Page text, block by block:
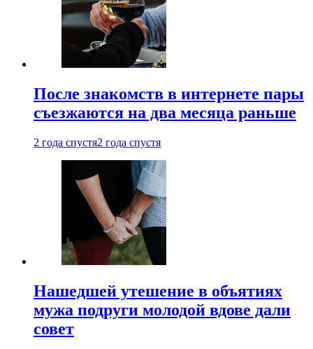
После знакомств в интернете пары
съезжаются на два месяца раньше
2 года спустя2 года спустя
Нашедшей утешение в объятиях
мужа подруги молодой вдове дали
совет